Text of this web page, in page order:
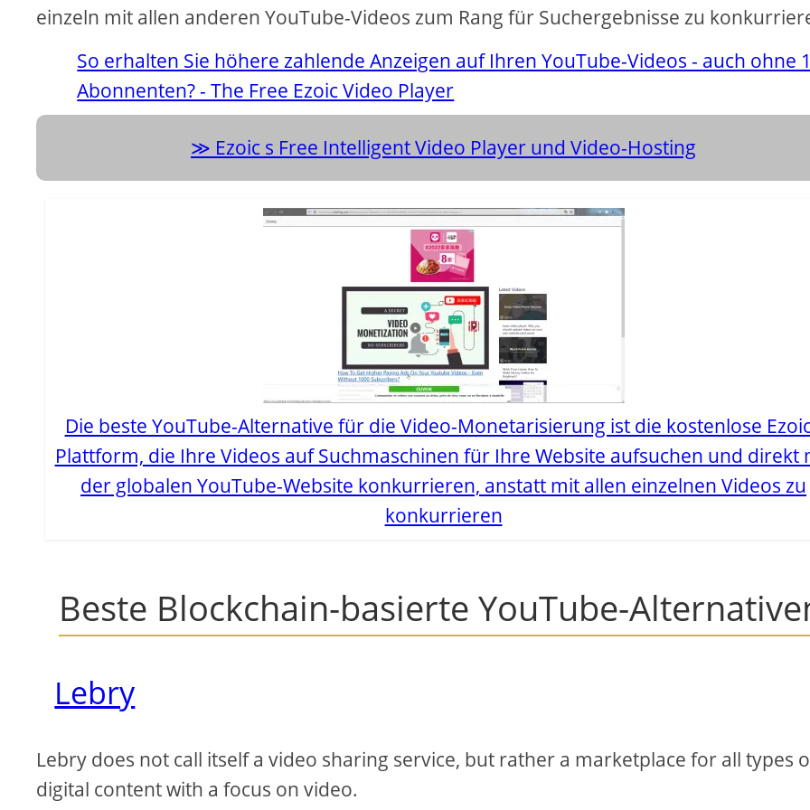
einzeln mit allen anderen YouTube-Videos zum Rang für Suchergebnisse zu
So erhalten Sie höhere zahlende Anzeigen auf Ihren YouTube-Videos - auch ohne
Abonnenten? - The Free Ezoic Video Player
Ezoic s Free Intelligent Video Player und Video-Hosting
Die beste YouTube-Alternative für die Video-Monetarisierung ist die kostenlose
Plattform, die Ihre Videos auf Suchmaschinen für Ihre Website aufsuchen und direkt
der globalen YouTube-Website konkurrieren, anstatt mit allen einzelnen Videos zu
konkurrieren
Beste Blockchain-basierte YouTube-
Lebry
Lebry does not call itself a video sharing service, but rather a marketplace for all types
digital content with a focus on video.